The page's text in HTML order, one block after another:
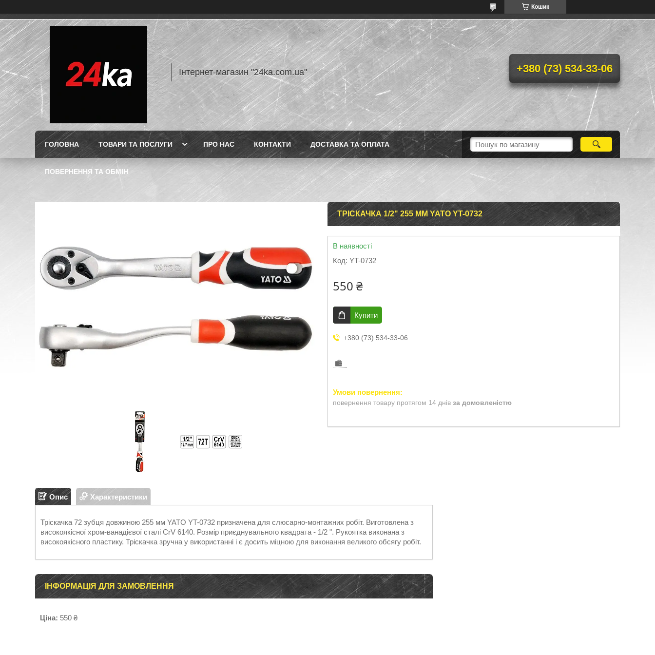
Кошик
Інтернет-магазин "24ka.com.ua" +380 (73) 534-33-06
ГОЛОВНА ТОВАРИ ТА ПОСЛУГИ ПРО НАС КОНТАКТИ ДОСТАВКА ТА ОПЛАТА
ПОВЕРНЕННЯ ТА ОБМІН
ТРІСКАЧКА 1/2" 255 ММ YATO YT-0732
В наявності
Код: YT-0732
550 ₴
Купити
+380 (73) 534-33-06
повернення товару протягом 14 днів за домовленістю
Опис Характеристики
Тріскачка 72 зубця довжиною 255 мм YATO YT-0732 призначена для слюсарно-монтажних робіт. Виготовлена з
високоякісної хром-ванадієвої сталі CrV 6140. Розмір приєднувального квадрата - 1/2 ". Рукоятка виконана з
високоякісного пластику. Тріскачка зручна у використанні і є досить міцною для виконання великого обсягу робіт.
ІНФОРМАЦІЯ ДЛЯ ЗАМОВЛЕННЯ
Ціна: 550 ₴